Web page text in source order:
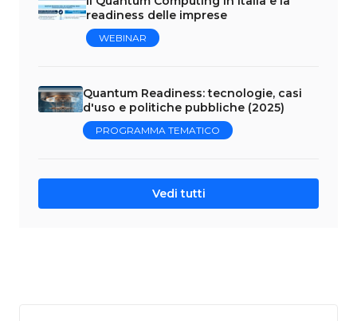
readiness delle imprese
WEBINAR
Quantum Readiness: tecnologie, casi
d'uso e politiche pubbliche (2025)
PROGRAMMA TEMATICO
Vedi tutti